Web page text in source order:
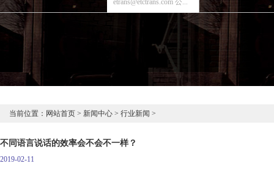
etrans@etctrans.com 公...
当前位置： 网站首页 > 新闻中心 > 行业新闻 >
不同语言说话的效率会不会不一样？
2019-02-11